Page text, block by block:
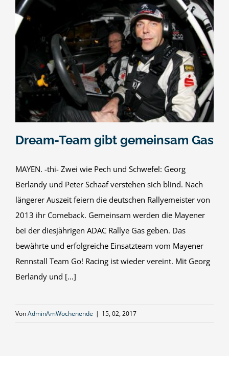
Dream-Team gibt gemeinsam Gas
MAYEN. -thi- Zwei wie Pech und Schwefel: Georg
Berlandy und Peter Schaaf verstehen sich blind. Nach
längerer Auszeit feiern die deutschen Rallyemeister von
2013 ihr Comeback. Gemeinsam werden die Mayener
bei der diesjährigen ADAC Rallye Gas geben. Das
bewährte und erfolgreiche Einsatzteam vom Mayener
Rennstall Team Go! Racing ist wieder vereint. Mit Georg
Berlandy und [...]
VonAdminAmWochenende | 15, 02, 2017